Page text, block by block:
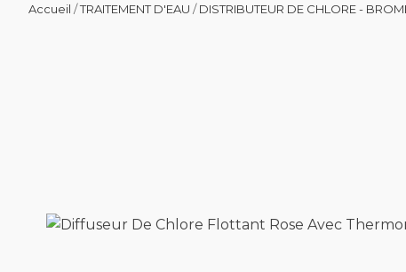
Accueil /TRAITEMENT D'EAU /DISTRIBUTEUR DE CHLORE -